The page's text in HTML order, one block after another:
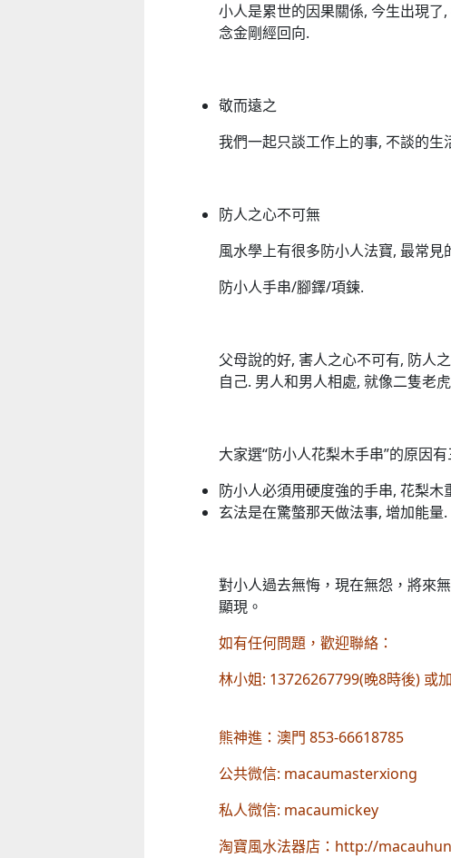
小人是累世的因果關係, 今生出現
念金剛經回向.
敬而遠之
我們一起只談工作上的事, 不談的生
防人之心不可無
風水學上有很多防小人法寶, 最常見
防小人手串/腳鐸/項鍊.
父母說的好, 害人之心不可有, 防人
自己. 男人和男人相處, 就像二隻老
大家選“防小人花梨木手串”的原因有
防小人必須用硬度強的手串, 花梨木
玄法是在驚螫那天做法事, 增加能量.
對小人過去無悔，現在無怨，將來
顯現。
如有任何問
林小姐: 13726267799(晚8時
熊神進：澳門
公共微信:
私人微信:
淘寶風水法器店：